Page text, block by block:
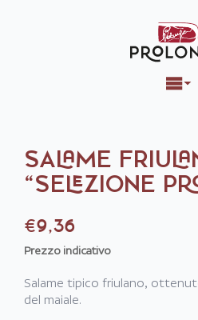
SALAME
“SELEZIONE
€9,36
Prezzo indicativo
Salame tipico friulano,
del maiale.